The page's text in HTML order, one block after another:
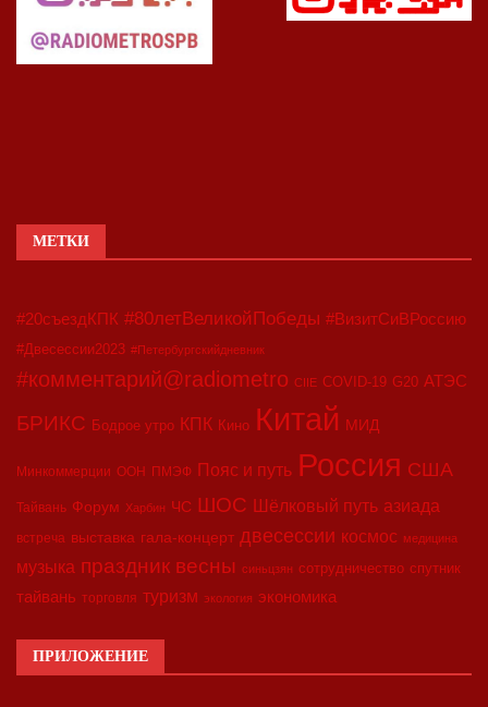
МЕТКИ
#20съездКПК #80летВеликойПобеды #ВизитСиВРоссию
#Двесессии2023 #Петербургскийдневник
#комментарий@radiometro CIIE COVID-19 G20 АТЭС
БРИКС Бодрое утро КПК Кино Китай МИД
Минкоммерции ООН ПМЭФ Пояс и путь Россия США
Тайвань Форум Харбин ЧС ШОС Шёлковый путь азиада
встреча выставка гала-концерт двесессии космос медицина
музыка праздник весны синьцзян сотрудничество спутник
тайвань торговля туризм экология экономика
ПРИЛОЖЕНИЕ